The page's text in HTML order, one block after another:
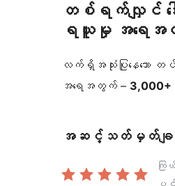
တစ်ရက်လျှင် ဒ
ရယူမှု အရေ
လက်ရှိအသုံးပြုနေသော
အရေအတွက် – 3,000+
အဆင့်သတ်မှတ်ချက်
က
ပွ